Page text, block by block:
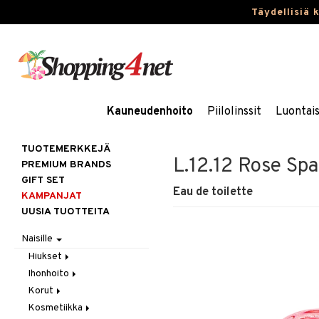
Täydellisiä
Kauneudenhoito Piilolinssit
L.12.12 Rose
Eau de toilette
TUOTEMERKKEJÄ
PREMIUM BRANDS
GIFT SET
KAMPANJAT
UUSIA TUOTTEITA
Naisille
Hiukset
Gift Set
Harjat / Kammat
Hiuskuurit
Ihonhoito
Aurinkotuotteet
Erikoistuotteet
Korut
Kaulakorut
Kosmetiikka